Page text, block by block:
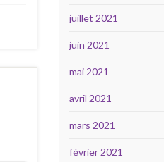
juillet 2021
juin 2021
mai 2021
avril 2021
mars 2021
février 2021